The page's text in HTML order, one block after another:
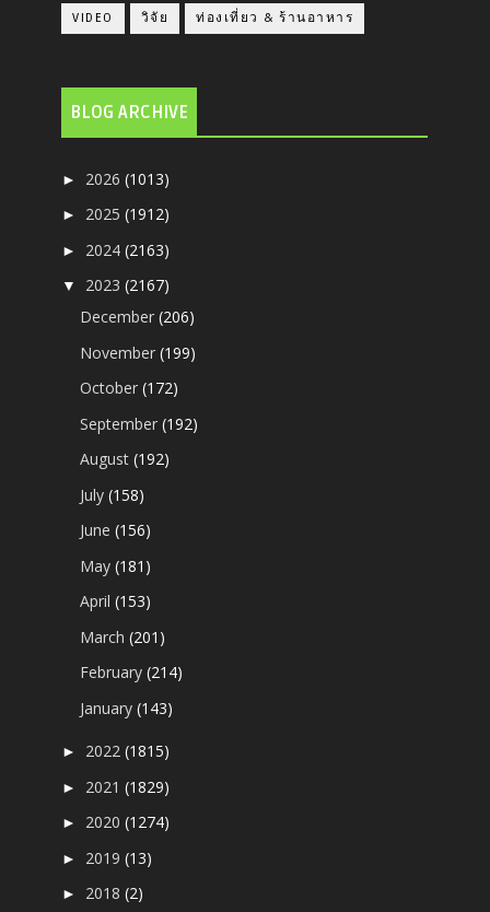
VIDEO วิจัย ท่องเที่ยว & ร้านอาหาร
BLOG ARCHIVE
► 2026(1013)
► 2025(1912)
► 2024(2163)
▼ 2023(2167)
December(206)
November(199)
October(172)
September(192)
August(192)
July(158)
June(156)
May(181)
April(153)
March(201)
February(214)
January(143)
► 2022(1815)
► 2021(1829)
► 2020(1274)
► 2019(13)
► 2018(2)